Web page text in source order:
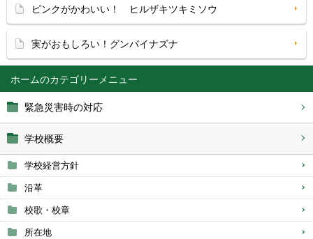
ホーム
緊急災害時の対応
学校概要
学校経営方針
沿革
校歌・校章
所在地
ピンクがかわいい！ ヒルザキツキミソウ
実がおもしろい！グンバイナズナ